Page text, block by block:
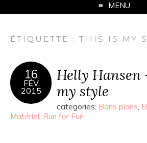
MENU
ÉTIQUETTE :THIS IS MY
16
FÉV
2015
Helly Hansen
my style
categories: Bons plans,
Matériel, Run for Fun